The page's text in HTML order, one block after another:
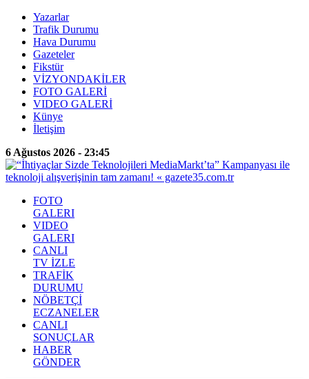
Yazarlar
Trafik Durumu
Hava Durumu
Gazeteler
Fikstür
VİZYONDAKİLER
FOTO GALERİ
VIDEO GALERİ
Künye
İletişim
6 Ağustos 2026 - 23:45
FOTO
GALERI
VIDEO
GALERI
CANLI
TV İZLE
TRAFİK
DURUMU
NÖBETÇİ
ECZANELER
CANLI
SONUÇLAR
HABER
GÖNDER